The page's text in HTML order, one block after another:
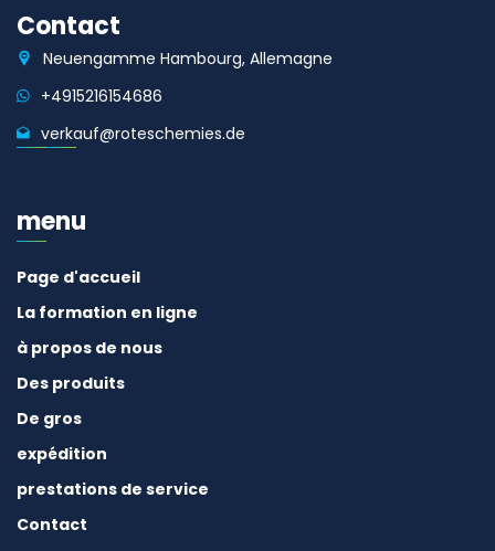
Contact
Neuengamme Hambourg, Allemagne
+4915216154686
verkauf@roteschemies.de
menu
Page d'accueil
La formation en ligne
à propos de nous
Des produits
De gros
expédition
prestations de service
Contact